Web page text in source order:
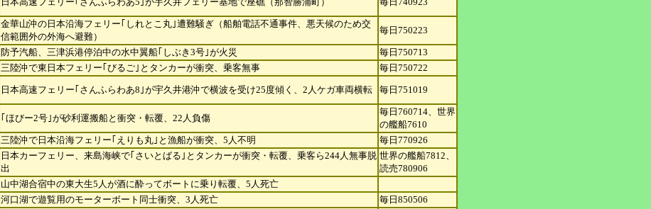
金華山沖の日本沿海フェリー｢しれとこ丸｣遭難騒ぎ（船舶電話不通事件、悪天候のため交
信範囲外の外海へ避難）
毎日750223
防予汽船、三津浜港停泊中の水中翼船｢しぶき3号｣が火災
毎日750713
三陸沖で東日本フェリー｢びるご｣とタンカーが衝突、乗客無事 毎日750722
日本高速フェリー｢さんふらわあ8｣が宇久井港沖で横波を受け25度傾く、2人ケガ車両横転 毎日751019
｢ほびー2号｣が砂利運搬船と衝突・転覆、22人負傷
毎日760714、世界
の艦船7610
三陸沖で日本沿海フェリー｢えりも丸｣と漁船が衝突、5人不明 毎日770926
日本カーフェリー、来島海峡で｢さいとばる｣とタンカーが衝突・転覆、乗客ら244人無事脱
出
世界の艦船7812、
読売780906
山中湖合宿中の東大生5人が酒に酔ってボートに乗り転覆、5人死亡
河口湖で遊覧用のモーターボート同士衝突、3人死亡 毎日850506